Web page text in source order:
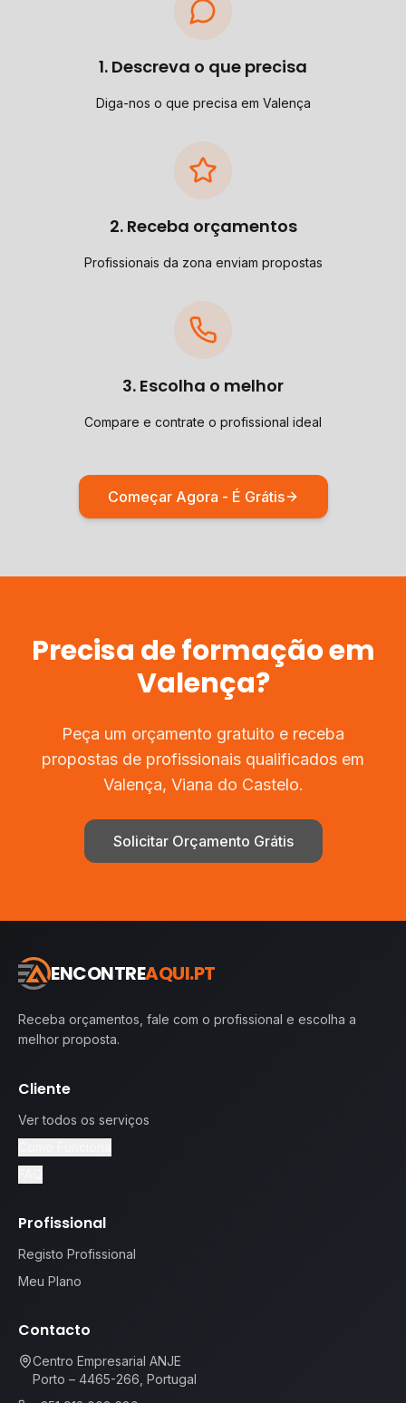
1. Descreva o que precisa
Diga-nos o que precisa em Valença
2. Receba orçamentos
Profissionais da zona enviam propostas
3. Escolha o melhor
Compare e contrate o profissional ideal
Começar Agora - É Grátis
Precisa deformaçãoem
Valença?
Peça um orçamento gratuito e receba
propostas de profissionais qualificados em
Valença, Viana do Castelo.
Solicitar Orçamento Grátis
ENCONTREAQUI.PT
Receba orçamentos, fale com o profissional e escolha a
melhor proposta.
Cliente
Ver todos os serviços
Profissional
Registo Profissional
Meu Plano
Contacto
Centro Empresarial ANJE
Porto – 4465-266, Portugal